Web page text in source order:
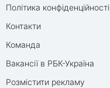
Політика конфіденційності
Контакти
Команда
Вакансії в РБК-Україна
Розмістити рекламу